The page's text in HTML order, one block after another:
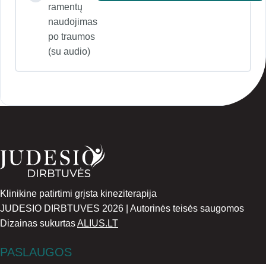
ramentų
naudojimas
po traumos
(su audio)
Klinikine patirtimi grįsta kineziterapija
JUDESIO DIRBTUVES 2026 | Autorinės teisės saugomos
Dizainas sukurtasALIUS.LT
PASLAUGOS